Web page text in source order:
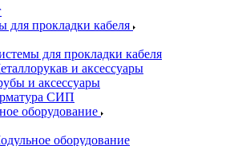
для прокладки кабеля
для прокладки кабеля
и аксессуары
и аксессуары
СИП
оборудование
оборудование